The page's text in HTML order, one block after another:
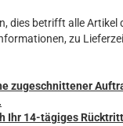
dies betrifft alle Artikel
zu
zugeschnittener
14-tägiges